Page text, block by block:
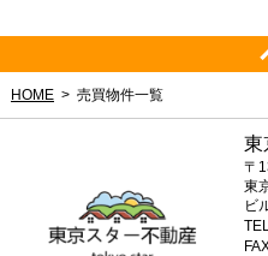
HOME 売買物件一覧
東
〒
東
ビ